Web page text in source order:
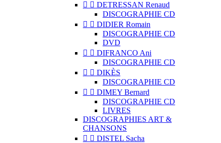
  DETRESSAN Renaud
DISCOGRAPHIE CD
  DIDIER Romain
DISCOGRAPHIE CD
DVD
  DIFRANCO Ani
DISCOGRAPHIE CD
  DIKÈS
DISCOGRAPHIE CD
  DIMEY Bernard
DISCOGRAPHIE CD
LIVRES
DISCOGRAPHIES ART &
CHANSONS
  DISTEL Sacha